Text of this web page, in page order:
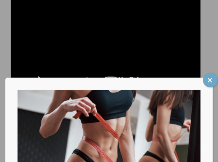
Δείτε ΕΔΩ σε ποιο στάδιο της κύησης βρίσκεστε!